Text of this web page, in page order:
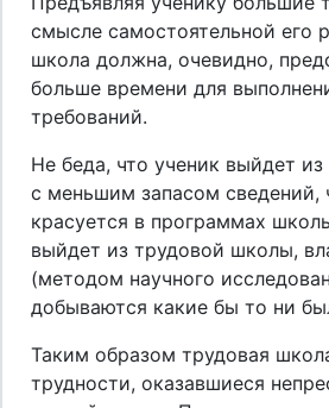
смысле самостоятельной его
школа должна, очевидно,
больше времени для
требований.
Не беда, что ученик выйдет
с меньшим запасом сведений,
красуется в программах
выйдет из трудовой школы,
(методом научного
добываются какие бы то ни
Таким образом трудовая
трудности, оказавшиеся